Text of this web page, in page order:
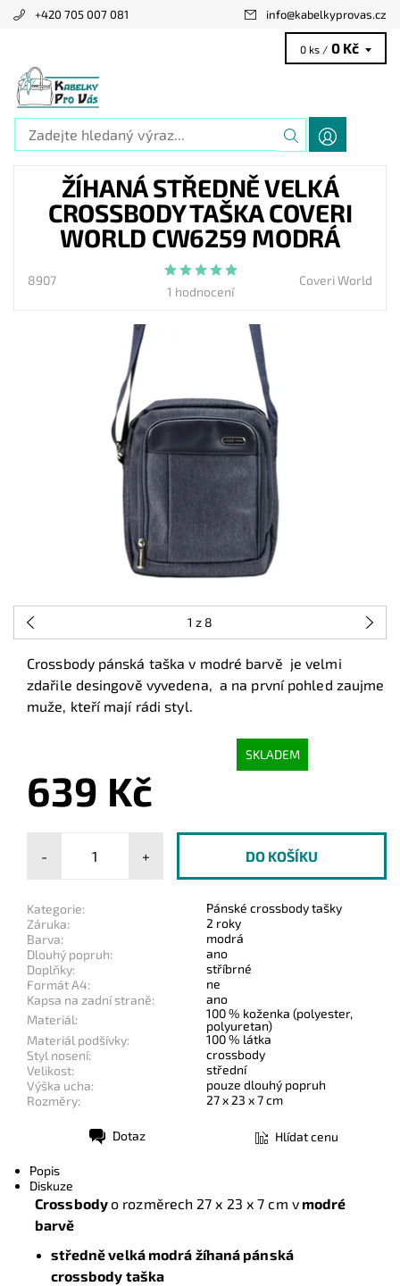
+420 705 007 081 info@kabelkyprovas.cz
0 ks / 0 Kč
ŽÍHANÁ STŘEDNĚ VELKÁ
CROSSBODY TAŠKA COVERI
WORLD CW6259 MODRÁ
8907
1 hodnocení
Coveri World
1 z 8
Crossbody pánská taška v modré barvě je velmi
zdařile desingově vyvedena, a na první pohled zaujme
muže, kteří mají rádi styl.
SKLADEM
639 Kč
- +
Kategorie:
Pánské crossbody tašky
Záruka:
2 roky
Barva:
modrá
Dlouhý popruh:
ano
Doplňky:
stříbrné
Formát A4:
ne
Kapsa na zadní straně:
ano
Materiál:
100 % koženka (polyester,
polyuretan)
Materiál podšívky:
100 % látka
Styl nosení:
crossbody
Velikost:
střední
Výška ucha:
pouze dlouhý popruh
Rozměry:
27 x 23 x 7 cm
Dotaz Hlídat cenu
Popis
Diskuze
Crossbodyo rozměrech 27 x 23 x 7 cm vmodré
barvě
středně velká modrá žíhaná pánská
crossbody taška